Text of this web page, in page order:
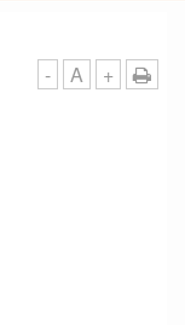
- A +